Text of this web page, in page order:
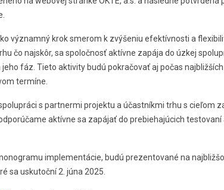
významný krok smerom k zvýšeniu efektívnosti a
čo najskôr, sa spoločnosť aktívne zapája do úzkej
fáz. Tieto aktivity budú pokračovať aj počas
termíne.
s partnermi projektu a účastníkmi trhu s cieľom
aktívne sa zapájať do prebiehajúcich testovaní
implementácie, budú prezentované na
sa uskutoční 2. júna 2025.